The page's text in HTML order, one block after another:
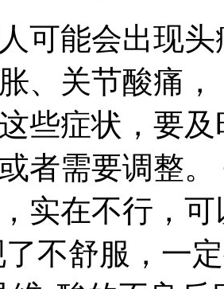
可能会出现
、关节酸痛
些症状，要
者需要调整
实在不行，
不舒服，一